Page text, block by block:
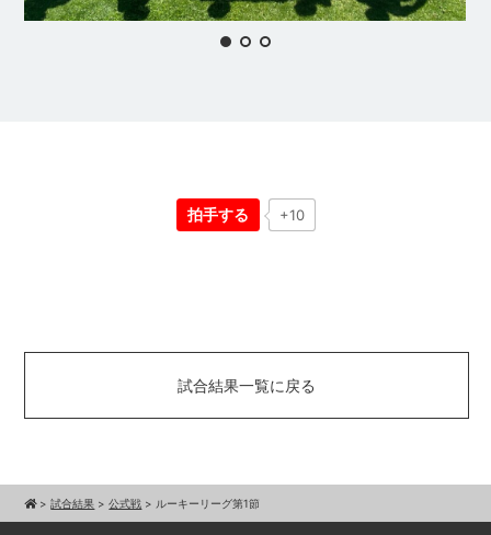
拍手する +10
試合結果一覧に戻る
>試合結果 >公式戦 > ルーキーリーグ第1節